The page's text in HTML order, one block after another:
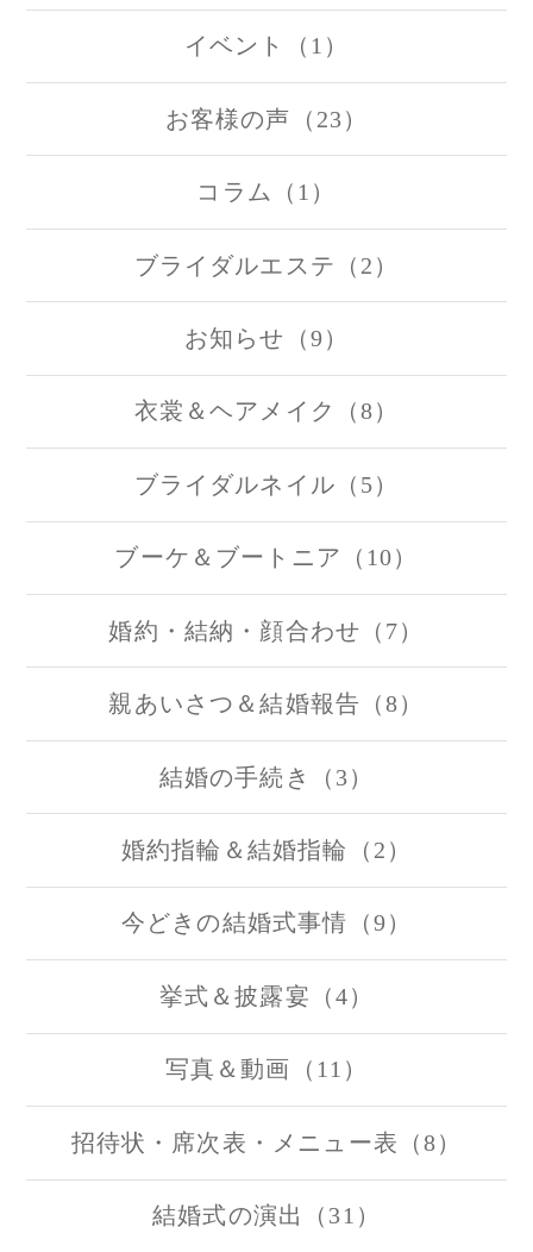
イベント（1）
お客様の声（23）
コラム（1）
ブライダルエステ（2）
お知らせ（9）
衣裳＆ヘアメイク（8）
ブライダルネイル（5）
ブーケ＆ブートニア（10）
婚約・結納・顔合わせ（7）
親あいさつ＆結婚報告（8）
結婚の手続き（3）
婚約指輪＆結婚指輪（2）
今どきの結婚式事情（9）
挙式＆披露宴（4）
写真＆動画（11）
招待状・席次表・メニュー表（8）
結婚式の演出（31）